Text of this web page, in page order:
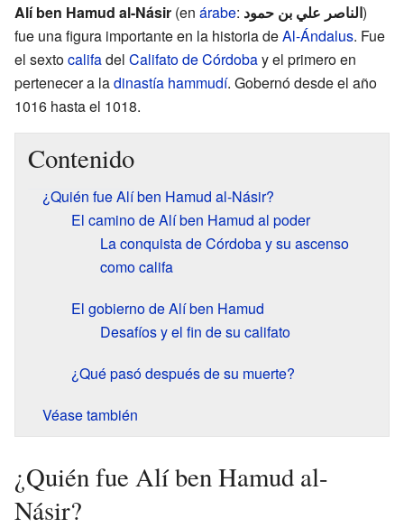
Alí ben Hamud al-Násir (en árabe: الناصر علي بن حمود)
fue una figura importante en la historia deAl-Ándalus. Fue
el sextocalifadel Califato de Córdobay el primero en
pertenecer a ladinastía hammudí. Gobernó desde el año
1016 hasta el 1018.
Contenido
¿Quién fue Alí ben Hamud al-Násir?
El camino de Alí ben Hamud al poder
La conquista de Córdoba y su ascenso
como califa
El gobierno de Alí ben Hamud
Desafíos y el fin de su califato
¿Qué pasó después de su muerte?
Véase también
¿Quién fue Alí ben Hamud al-
Násir?